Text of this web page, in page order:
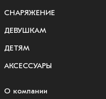
СНАРЯЖЕНИЕ
ДЕВУШКАМ
ДЕТЯМ
АКСЕССУАРЫ
О компании